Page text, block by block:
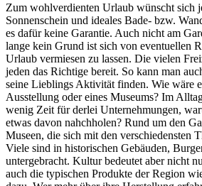
Zum wohlverdienten Urlaub wünscht sich
Sonnenschein und ideales Bade- bzw.
es dafür keine Garantie. Auch nicht am
lange kein Grund ist sich von eventuellen
Urlaub vermiesen zu lassen. Die vielen
jeden das Richtige bereit. So kann man
seine Lieblings Aktivität finden. Wie wäre
Ausstellung oder eines Museums? Im
wenig Zeit für derlei Unternehmungen,
etwas davon nahchholen? Rund um den
Museen, die sich mit den verschiedensten
Viele sind in historischen Gebäuden,
untergebracht. Kultur bedeutet aber nicht
auch die typischen Produkte der Region